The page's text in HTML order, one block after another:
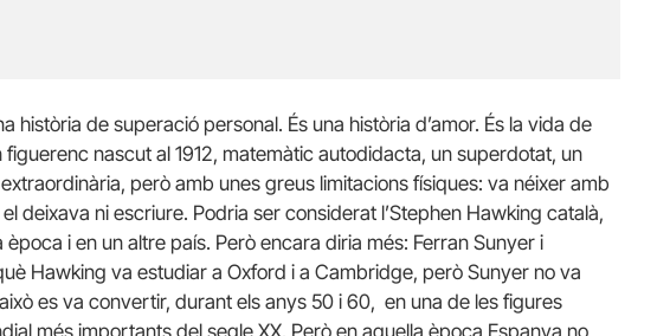
història de superació personal. És una història d’amor. És la vida de
figuerenc nascut al 1912, matemàtic autodidacta, un superdotat, un
però amb unes greus limitacions físiques: va néixer amb
deixava ni escriure. Podria ser considerat l’Stephen Hawking català,
i en un altre país. Però encara diria més: Ferran Sunyer i
Hawking va estudiar a Oxford i a Cambridge, però Sunyer no va
es va convertir, durant els anys 50 i 60, en una de les figures
més importants del segle XX. Però en aquella època Espanya no